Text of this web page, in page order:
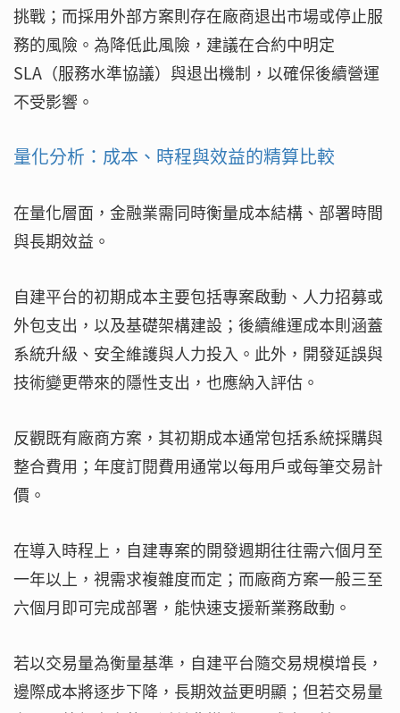
挑戰；而採用外部方案則存在廠商退出市場或停止服
務的風險。為降低此風險，建議在合約中明定
SLA（服務水準協議）與退出機制，以確保後續營運
不受影響。
量化分析：成本、時程與效益的精算比較
在量化層面，金融業需同時衡量成本結構、部署時間
與長期效益。
自建平台的初期成本主要包括專案啟動、人力招募或
外包支出，以及基礎架構建設；後續維運成本則涵蓋
系統升級、安全維護與人力投入。此外，開發延誤與
技術變更帶來的隱性支出，也應納入評估。
反觀既有廠商方案，其初期成本通常包括系統採購與
整合費用；年度訂閱費用通常以每用戶或每筆交易計
價。
在導入時程上，自建專案的開發週期往往需六個月至
一年以上，視需求複雜度而定；而廠商方案一般三至
六個月即可完成部署，能快速支援新業務啟動。
若以交易量為衡量基準，自建平台隨交易規模增長，
邊際成本將逐步下降，長期效益更明顯；但若交易量